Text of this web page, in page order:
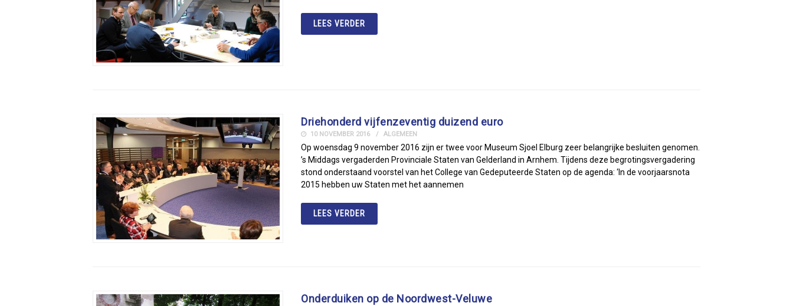
LEES VERDER
Driehonderd vijfenzeventig duizend euro
10 NOVEMBER 2016 ALGEMEEN
Op woensdag 9 november 2016 zijn er twee voor Museum Sjoel Elburg zeer belangrijke besluiten genomen.
’s Middags vergaderden Provinciale Staten van Gelderland in Arnhem. Tijdens deze begrotingsvergadering
stond onderstaand voorstel van het College van Gedeputeerde Staten op de agenda: ‘In de voorjaarsnota
2015 hebben uw Staten met het aannemen
LEES VERDER
Onderduiken op de Noordwest-Veluwe